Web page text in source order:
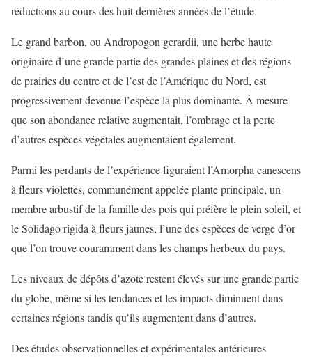
réductions au cours des huit dernières années de l’étude.
Le grand barbon, ou Andropogon gerardii, une herbe haute
originaire d’une grande partie des grandes plaines et des régions
de prairies du centre et de l’est de l’Amérique du Nord, est
progressivement devenue l’espèce la plus dominante. À mesure
que son abondance relative augmentait, l’ombrage et la perte
d’autres espèces végétales augmentaient également.
Parmi les perdants de l’expérience figuraient l’Amorpha canescens
à fleurs violettes, communément appelée plante principale, un
membre arbustif de la famille des pois qui préfère le plein soleil, et
le Solidago rigida à fleurs jaunes, l’une des espèces de verge d’or
que l’on trouve couramment dans les champs herbeux du pays.
Les niveaux de dépôts d’azote restent élevés sur une grande partie
du globe, même si les tendances et les impacts diminuent dans
certaines régions tandis qu’ils augmentent dans d’autres.
Des études observationnelles et expérimentales antérieures